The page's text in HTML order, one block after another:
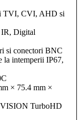
TVI, CVI, AHD si
Digital
si conectori BNC
la intemperii IP67,
× 75.4 mm ×
TurboHD